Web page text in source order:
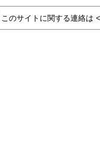
このサイトに関する連絡は